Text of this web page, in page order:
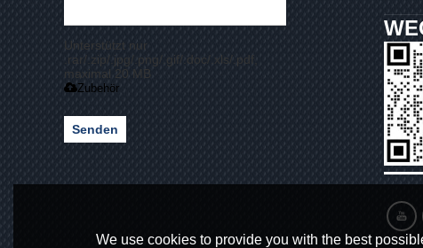
Unterstützt nur
.rar/.zip/.jpg/.png/.gif/.doc/.xls/.pdf,
maximal 20 MB
Zubehör
Senden
We use cookies to provide you with the best